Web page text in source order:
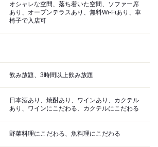
オシャレな空間、落ち着いた空間、ソファー席
あり、オープンテラスあり、無料Wi-Fiあり、車
椅子で入店可
飲み放題、3時間以上飲み放題
日本酒あり、焼酎あり、ワインあり、カクテル
あり、ワインにこだわる、カクテルにこだわる
野菜料理にこだわる、魚料理にこだわる